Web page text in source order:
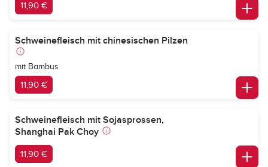
11,90 €
Schweinefleisch mit chinesischen Pilzen
mit Bambus
11,90 €
Schweinefleisch mit Sojasprossen,
Shanghai Pak Choy
11,90 €